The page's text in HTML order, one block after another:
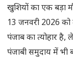
खुशियों का एक बड़ा
13 जनवरी 2026
पंजाब का त्योहार है,
पंजाबी समुदाय में भी